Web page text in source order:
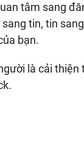
tâm sang
tin, tin
bạn.
là cải